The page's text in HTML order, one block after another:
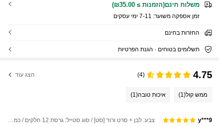
משלוח חינם(הזמנות ≥ ₪35.00)
זמן אספקה ​​משוער: 7-11 ימי עסקים
החזרות בחינם
תשלומים בטוחים · הגנת הפרטיות
4.75
(4) הצג עוד
ממש קול(1) איכות טובה(1)
y***9